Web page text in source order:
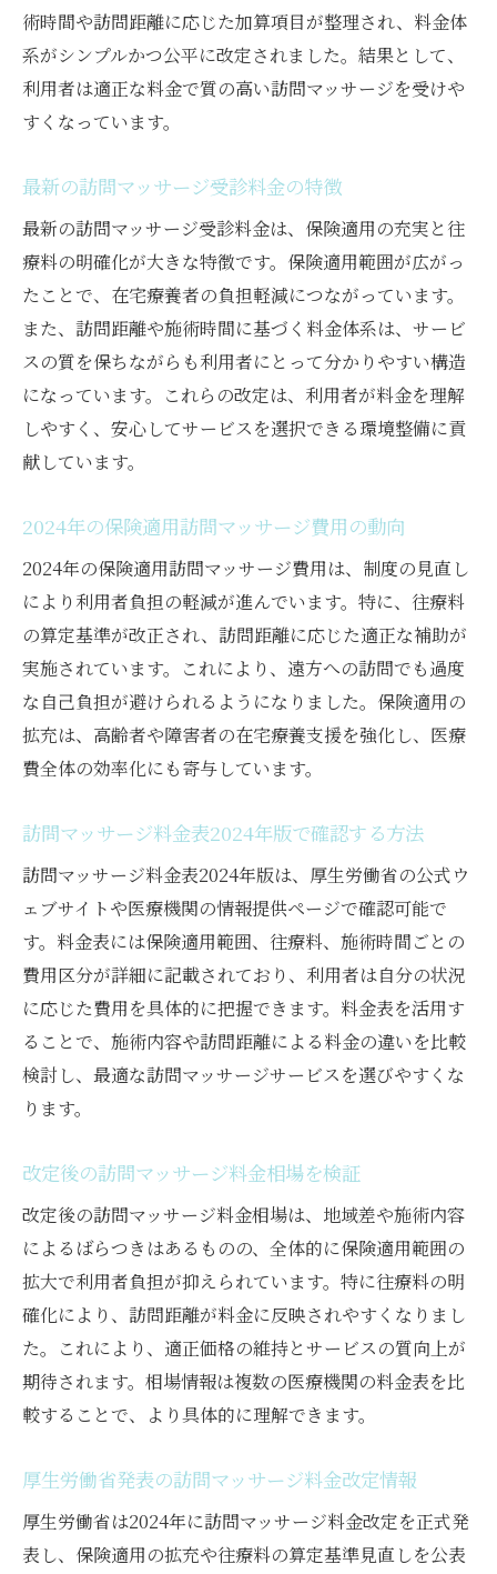
術時間や訪問距離に応じた加算項目が整理され、料金体
系がシンプルかつ公平に改定されました。結果として、
利用者は適正な料金で質の高い訪問マッサージを受けや
すくなっています。
最新の訪問マッサージ受診料金の特徴
最新の訪問マッサージ受診料金は、保険適用の充実と往
療料の明確化が大きな特徴です。保険適用範囲が広がっ
たことで、在宅療養者の負担軽減につながっています。
また、訪問距離や施術時間に基づく料金体系は、サービ
スの質を保ちながらも利用者にとって分かりやすい構造
になっています。これらの改定は、利用者が料金を理解
しやすく、安心してサービスを選択できる環境整備に貢
献しています。
2024年の保険適用訪問マッサージ費用の動向
2024年の保険適用訪問マッサージ費用は、制度の見直し
により利用者負担の軽減が進んでいます。特に、往療料
の算定基準が改正され、訪問距離に応じた適正な補助が
実施されています。これにより、遠方への訪問でも過度
な自己負担が避けられるようになりました。保険適用の
拡充は、高齢者や障害者の在宅療養支援を強化し、医療
費全体の効率化にも寄与しています。
訪問マッサージ料金表2024年版で確認する方法
訪問マッサージ料金表2024年版は、厚生労働省の公式ウ
ェブサイトや医療機関の情報提供ページで確認可能で
す。料金表には保険適用範囲、往療料、施術時間ごとの
費用区分が詳細に記載されており、利用者は自分の状況
に応じた費用を具体的に把握できます。料金表を活用す
ることで、施術内容や訪問距離による料金の違いを比較
検討し、最適な訪問マッサージサービスを選びやすくな
ります。
改定後の訪問マッサージ料金相場を検証
改定後の訪問マッサージ料金相場は、地域差や施術内容
によるばらつきはあるものの、全体的に保険適用範囲の
拡大で利用者負担が抑えられています。特に往療料の明
確化により、訪問距離が料金に反映されやすくなりまし
た。これにより、適正価格の維持とサービスの質向上が
期待されます。相場情報は複数の医療機関の料金表を比
較することで、より具体的に理解できます。
厚生労働省発表の訪問マッサージ料金改定情報
厚生労働省は2024年に訪問マッサージ料金改定を正式発
表し、保険適用の拡充や往療料の算定基準見直しを公表